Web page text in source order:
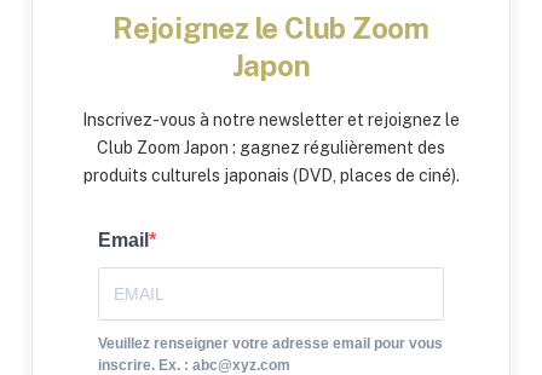
Rejoignez le Club Zoom
Japon
Inscrivez-vous à notre newsletter et rejoignez le
Club Zoom Japon : gagnez régulièrement des
produits culturels japonais (DVD, places de ciné).
Email
Veuillez renseigner votre adresse email pour vous
inscrire. Ex. : abc@xyz.com